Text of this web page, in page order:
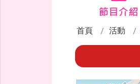
首頁 活動